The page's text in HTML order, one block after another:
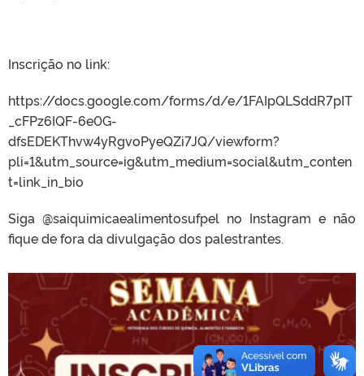
Inscrição no link:
https://docs.google.com/forms/d/e/1FAIpQLSddR7pIT
_cFPz6IQF-6e0G-
dfsEDEKThvw4yRgvoPyeQZi7JQ/viewform?
pli=1&utm_source=ig&utm_medium=social&utm_conten
t=link_in_bio
Siga @saiquimicaealimentosufpel no Instagram e não
fique de fora da divulgação dos palestrantes.